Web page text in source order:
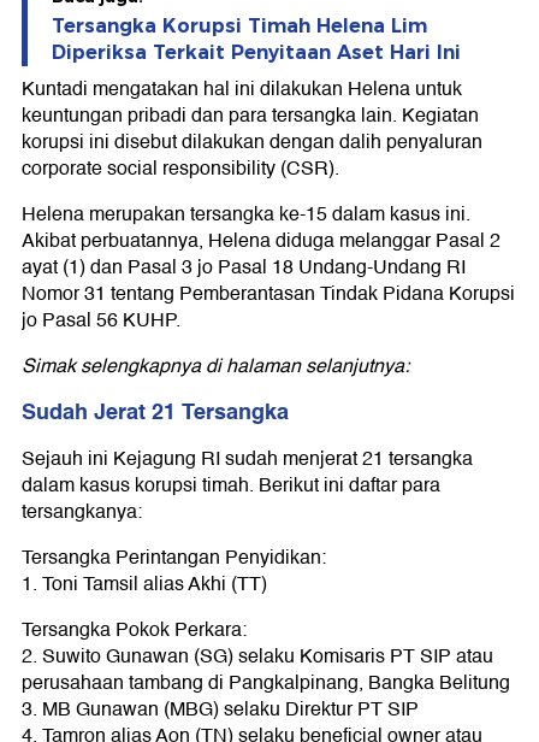
Tersangka Korupsi Timah Helena Lim
Diperiksa Terkait Penyitaan Aset Hari Ini
Kuntadi mengatakan hal ini dilakukan Helena untuk
keuntungan pribadi dan para tersangka lain. Kegiatan
korupsi ini disebut dilakukan dengan dalih penyaluran
corporate social responsibility (CSR).
Helena merupakan tersangka ke-15 dalam kasus ini.
Akibat perbuatannya, Helena diduga melanggar Pasal 2
ayat (1) dan Pasal 3 jo Pasal 18 Undang-Undang RI
Nomor 31 tentang Pemberantasan Tindak Pidana Korupsi
jo Pasal 56 KUHP.
Simak selengkapnya di halaman selanjutnya:
Sudah Jerat 21 Tersangka
Sejauh ini Kejagung RI sudah menjerat 21 tersangka
dalam kasus korupsi timah. Berikut ini daftar para
tersangkanya:
Tersangka Perintangan Penyidikan:
1. Toni Tamsil alias Akhi (TT)
Tersangka Pokok Perkara:
2. Suwito Gunawan (SG) selaku Komisaris PT SIP atau
perusahaan tambang di Pangkalpinang, Bangka Belitung
3. MB Gunawan (MBG) selaku Direktur PT SIP